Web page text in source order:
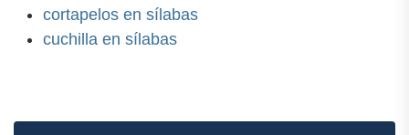
cortapelos en sílabas
cuchilla en sílabas